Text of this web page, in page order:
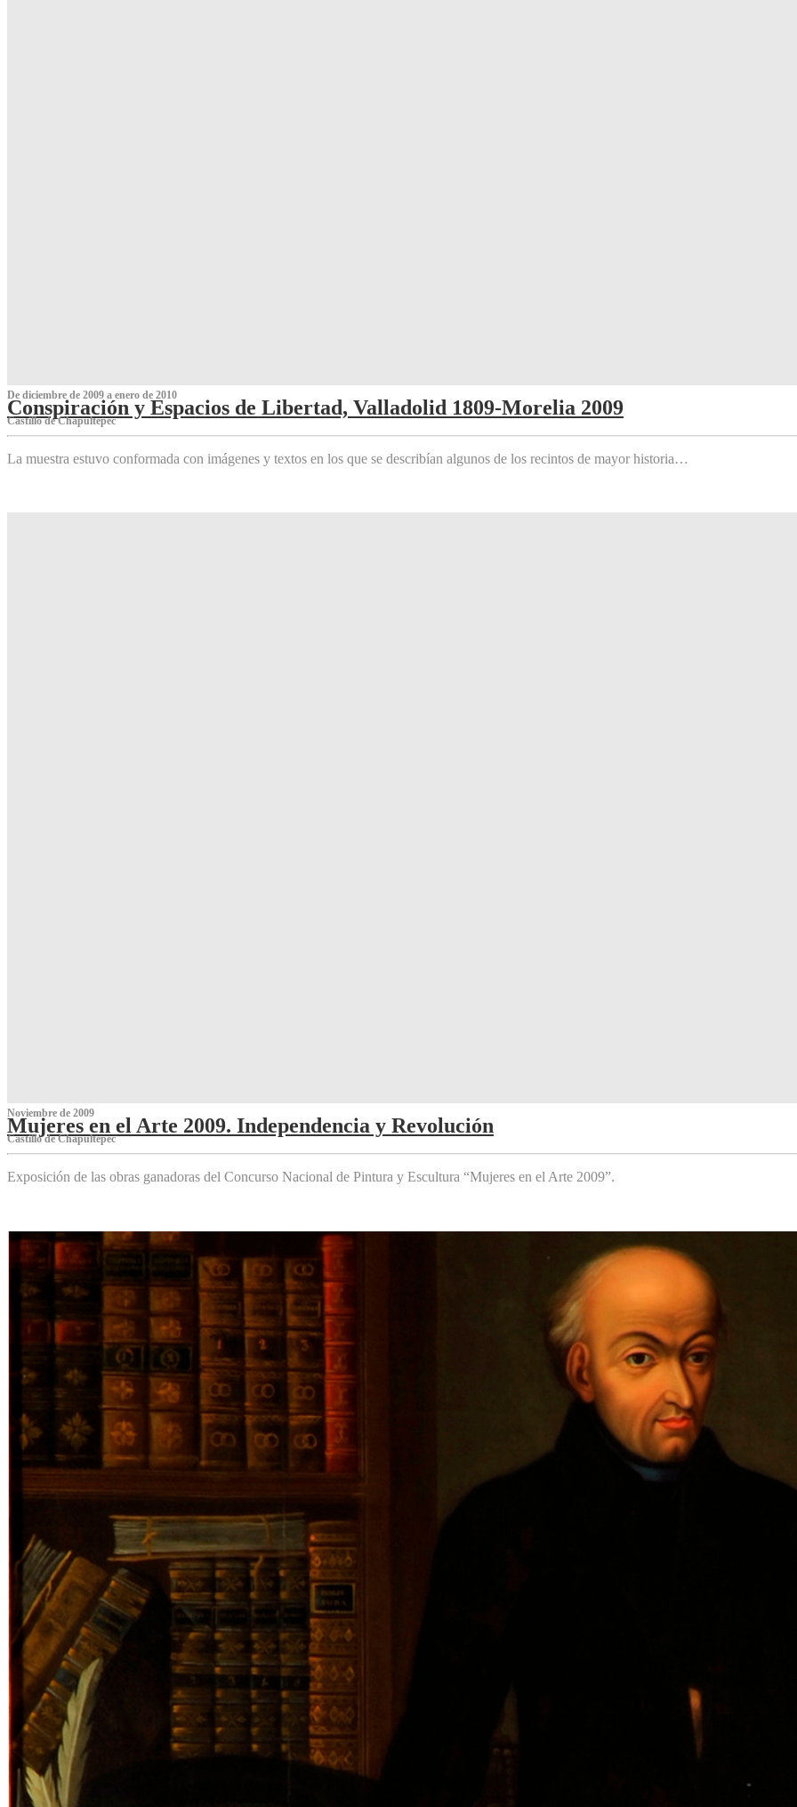
De diciembre de 2009 a enero de 2010
Conspiración y Espacios de Libertad, Valladolid 1809-Morelia 2009
Castillo de Chapultepec
La muestra estuvo conformada con imágenes y textos en los que se describían algunos de los recintos de mayor historia…
Noviembre de 2009
Mujeres en el Arte 2009. Independencia y Revolución
Castillo de Chapultepec
Exposición de las obras ganadoras del Concurso Nacional de Pintura y Escultura “Mujeres en el Arte 2009”.